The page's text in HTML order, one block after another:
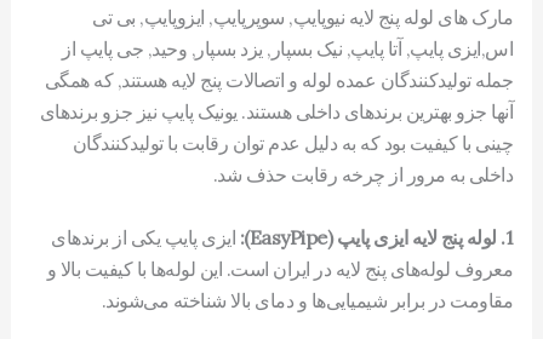
مارک های لوله پنج لایه نیوپایپ, سوپرپایپ, ایزوپایپ, بی تی
اس,ایزی پایپ, آتا پایپ, نیک بسپار, یزد بسپار, وحید, جی پایپ از
جمله تولیدکنندگان عمده لوله و اتصالات پنج لایه هستند, که همگی
آنها جزو بهترین برندهای داخلی هستند. یونیک پایپ نیز جزو برندهای
چینی با کیفیت بود که به دلیل عدم توان رقابت با تولیدکنندگان
داخلی به مرور از چرخه رقابت حذف شد.
1. لوله پنج لایه ایزی پایپ (EasyPipe):
ایزی پایپ یکی از برندهای
معروف لوله‌های پنج لایه در ایران است. این لوله‌ها با کیفیت بالا و
مقاومت در برابر شیمیایی‌ها و دمای بالا شناخته می‌شوند.